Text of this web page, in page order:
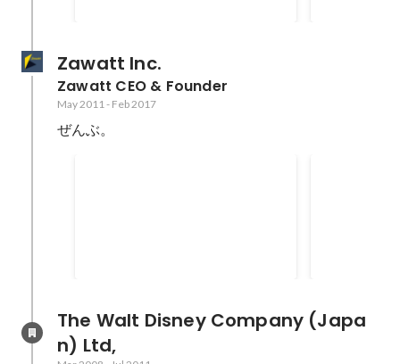
Zawatt Inc.
Zawatt CEO & Founder
May 2011 - Feb 2017
ぜんぶ。
The Walt Disney Company (Japa
n) Ltd,